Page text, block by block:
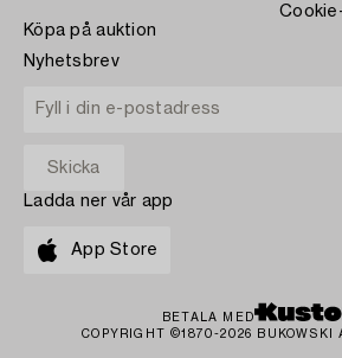
Köpa på auktion
Nyhetsbrev
Ladda ner vår app
App Store
BETALA MED
COPYRIGHT ©1870-2026 BUKOWSKI